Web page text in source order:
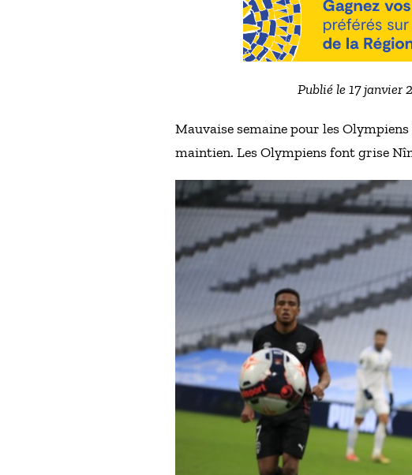
Publié le 17 janvier
Mauvaise semaine pour les
maintien. Les Olympiens font grise